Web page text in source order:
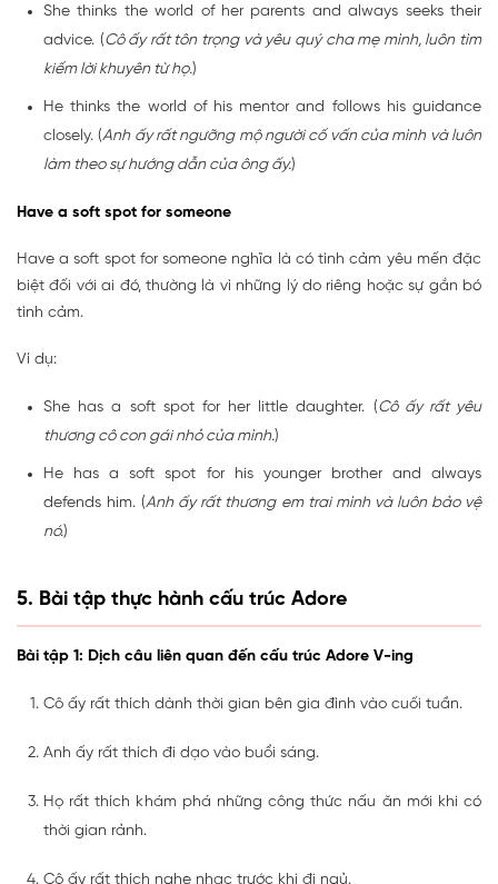
She thinks the world of her parents and always seeks their
advice. (Cô ấy rất tôn trọng và yêu quý cha mẹ mình, luôn tìm
kiếm lời khuyên từ họ.)
He thinks the world of his mentor and follows his guidance
closely. (Anh ấy rất ngưỡng mộ người cố vấn của mình và luôn
làm theo sự hướng dẫn của ông ấy.)
Have a soft spot for someone
Have a soft spot for someone nghĩa là có tình cảm yêu mến đặc
biệt đối với ai đó, thường là vì những lý do riêng hoặc sự gắn bó
tình cảm.
Ví dụ:
She has a soft spot for her little daughter. (Cô ấy rất yêu
thương cô con gái nhỏ của mình.)
He has a soft spot for his younger brother and always
defends him. (Anh ấy rất thương em trai mình và luôn bảo vệ
nó.)
5. Bài tập thực hành cấu trúc Adore
Bài tập 1: Dịch câu liên quan đến cấu trúc Adore V-ing
Cô ấy rất thích dành thời gian bên gia đình vào cuối tuần.
Anh ấy rất thích đi dạo vào buổi sáng.
Họ rất thích khám phá những công thức nấu ăn mới khi có
thời gian rảnh.
Cô ấy rất thích nghe nhạc trước khi đi ngủ.